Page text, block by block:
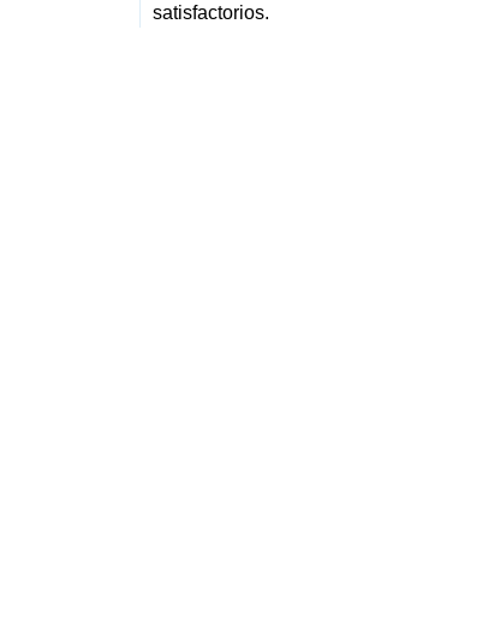
satisfactorios.